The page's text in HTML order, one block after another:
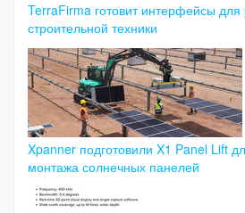
TerraFirma готовит интерфейсы для
строительной техники
Xpanner подготовили X1 Panel Lift
монтажа солнечных панелей